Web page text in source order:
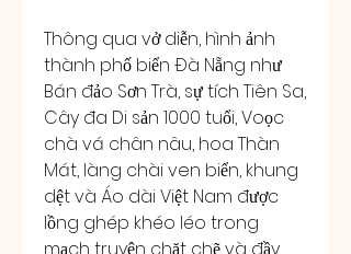
Thông qua vở diễn, hình ảnh
thành phố biển Đà Nẵng như
Bán đảo Sơn Trà, sự tích Tiên Sa,
Cây đa Di sản 1000 tuổi, Voọc
chà vá chân nâu, hoa Thàn
Mát, làng chài ven biển, khung
dệt và Áo dài Việt Nam được
lồng ghép khéo léo trong